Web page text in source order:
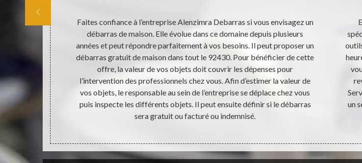
Pour
les
Faites confiance à l’entreprise Alenzimra Debarras si vous envisagez un
débarras de maison. Elle évolue dans ce domaine depuis plusieurs
années et peut répondre parfaitement à vos besoins. Il peut proposer un
débarras gratuit de maison dans tout le 92430. Pour bénéficier de cette
offre, la valeur de vos objets doit couvrir les dépenses pour
l’intervention des professionnels chez vous. Afin d’estimer la valeur de
vos objets, le responsable au sein de l’entreprise se déplace chez vous
puis inspecte les différents objets. Il peut ensuite définir si le débarras
sera gratuit ou facturé ou indemnisé.
un